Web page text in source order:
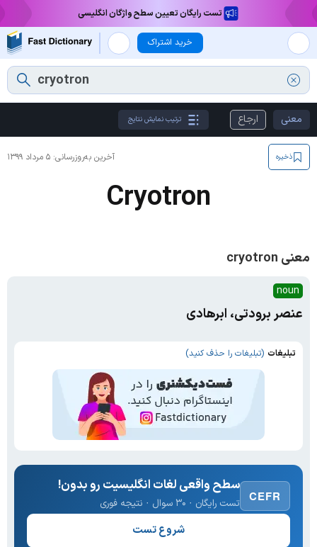
تست رایگان تعیین سطح واژگان انگلیسی
خرید اشتراک
معنی ارجاع ترتیب نمایش نتایج
آخرین به‌روزرسانی: ۵ مرداد ۱۳۹۹ ذخیره
Cryotron
معنی cryotron
noun
عنصر برودتی، ابرهادی
تبلیغات (تبلیغات را حذف کنید)
CEFR
سطح واقعی لغات انگلیسیت رو بدون!
تست رایگان · ۳۰ سوال · نتیجه فوری
شروع تست